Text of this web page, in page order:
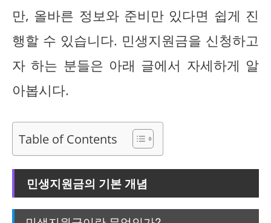
만, 올바른 정보와 준비만 있다면 쉽게 진
행할 수 있습니다. 민생지원금을 신청하고
자 하는 분들은 아래 글에서 자세하게 알
아봅시다.
Table of Contents
민생지원금의 기본 개념